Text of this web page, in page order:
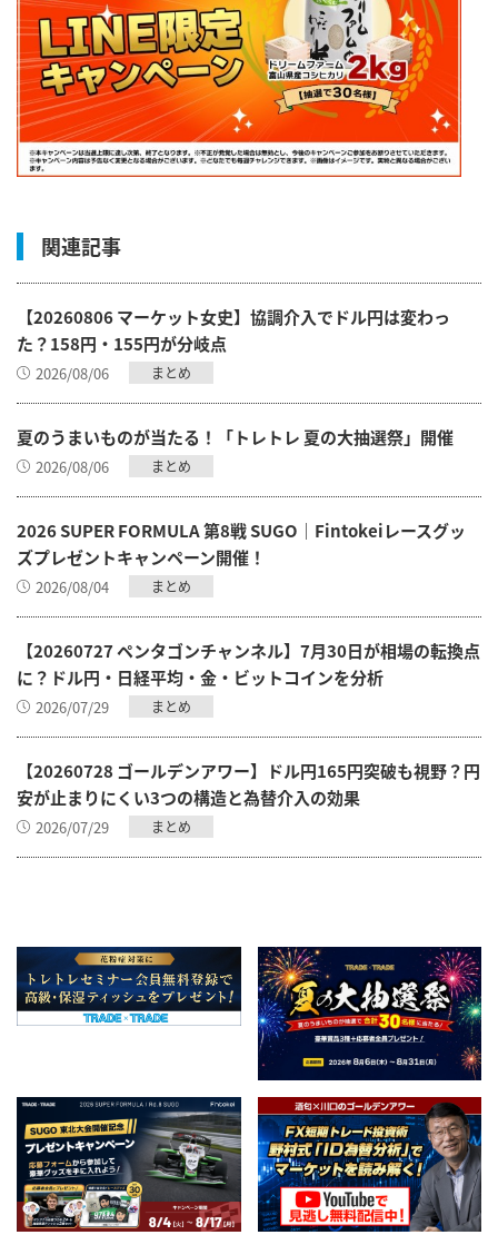
関連記事
【20260806 マーケット女史】協調介入でドル円は変わっ
た？158円・155円が分岐点
2026/08/06 まとめ
夏のうまいものが当たる！「トレトレ 夏の大抽選祭」開催
2026/08/06 まとめ
2026 SUPER FORMULA 第8戦 SUGO｜Fintokeiレースグッ
ズプレゼントキャンペーン開催！
2026/08/04 まとめ
【20260727 ペンタゴンチャンネル】7月30日が相場の転換点
に？ドル円・日経平均・金・ビットコインを分析
2026/07/29 まとめ
【20260728 ゴールデンアワー】ドル円165円突破も視野？円
安が止まりにくい3つの構造と為替介入の効果
2026/07/29 まとめ